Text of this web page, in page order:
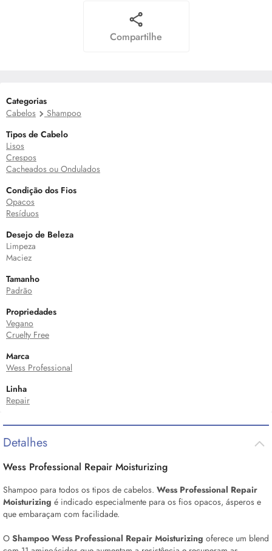
Compartilhe
Categorias
Cabelos
Shampoo
Tipos de Cabelo
Lisos
Crespos
Cacheados ou Ondulados
Condição dos Fios
Opacos
Resíduos
Desejo de Beleza
Limpeza
Maciez
Tamanho
Padrão
Propriedades
Vegano
Cruelty Free
Marca
Wess Professional
Linha
Repair
Detalhes
Wess Professional Repair Moisturizing
Shampoo para todos os tipos de cabelos. Wess Professional Repair
Moisturizing é indicado especialmente para os fios opacos, ásperos e
que embaraçam com facilidade.
O Shampoo Wess Professional Repair Moisturizing oferece um blend